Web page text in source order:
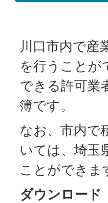
川口市内で産
を行うことが
できる許可業
簿です。
なお、市内で
いては、埼玉
ことができま
ダウンロード